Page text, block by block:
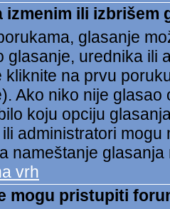
izmenim ili izbrišem
glasanje
glasanje, urednika ili
kliknite na prvu
Ako niko nije
koju opciju
administratori
nameštanje
vrh
mogu pristupiti